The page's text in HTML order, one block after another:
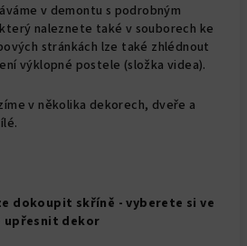
v demontu s podrobným
naleznete také v souborech ke
stránkách lze také zhlédnout
výklopné postele (složka videa).
v několika dekorech, dveře a
dokoupit skříně - vyberete si ve
upřesnit dekor